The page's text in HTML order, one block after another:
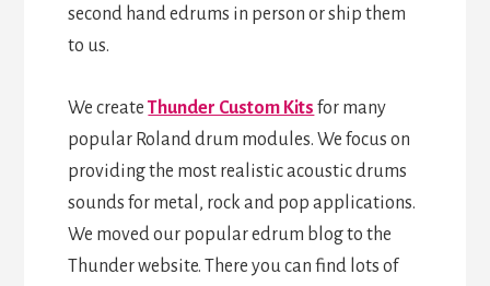
second hand edrums in person or ship them
to us.
We createThunder Custom Kits for many
popular Roland drum modules. We focus on
providing the most realistic acoustic drums
sounds for metal, rock and pop applications.
We moved our popular edrum blog to the
Thunder website. There you can find lots of